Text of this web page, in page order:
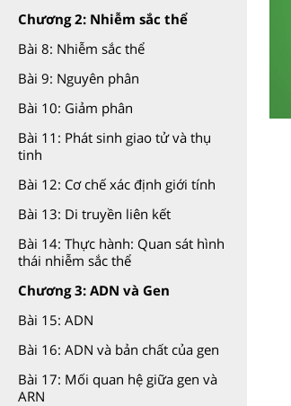
Chương 2: Nhiễm sắc thể
Bài 8: Nhiễm sắc thể
Bài 9: Nguyên phân
Bài 10: Giảm phân
Bài 11: Phát sinh giao tử và thụ
tinh
Bài 12: Cơ chế xác định giới tính
Bài 13: Di truyền liên kết
Bài 14: Thực hành: Quan sát hình
thái nhiễm sắc thể
Chương 3: ADN và Gen
Bài 15: ADN
Bài 16: ADN và bản chất của gen
Bài 17: Mối quan hệ giữa gen và
ARN